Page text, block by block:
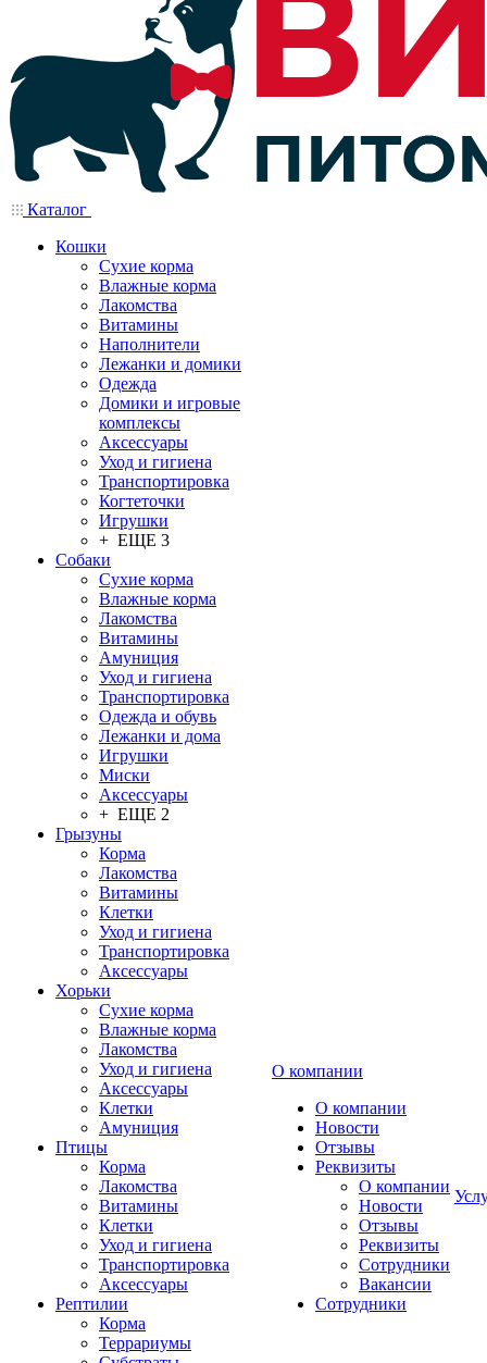
Каталог
Кошки
Сухие корма
Влажные корма
Лакомства
Витамины
Наполнители
Лежанки и домики
Одежда
Домики и игровые
комплексы
Аксессуары
Уход и гигиена
Транспортировка
Когтеточки
Игрушки
+ ЕЩЕ 3
Собаки
Сухие корма
Влажные корма
Лакомства
Витамины
Амуниция
Уход и гигиена
Транспортировка
Одежда и обувь
Лежанки и дома
Игрушки
Миски
Аксессуары
+ ЕЩЕ 2
Грызуны
Корма
Лакомства
Витамины
Клетки
Уход и гигиена
Транспортировка
Аксессуары
Хорьки
Сухие корма
Влажные корма
Лакомства
Уход и гигиена
Аксессуары
Клетки
Амуниция
Птицы
Корма
Лакомства
Витамины
Клетки
Уход и гигиена
Транспортировка
Аксессуары
Рептилии
Корма
Террариумы
О компании
О компании
Новости
Отзывы
Реквизиты
О компании
Новости
Отзывы
Реквизиты
Сотрудники
Вакансии
Сотрудники